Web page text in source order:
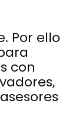
Por ello
con